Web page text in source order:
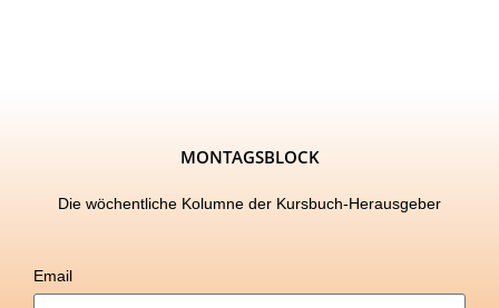
MONTAGSBLOCK
Die wöchentliche Kolumne der Kursbuch-Herausgeber
Email